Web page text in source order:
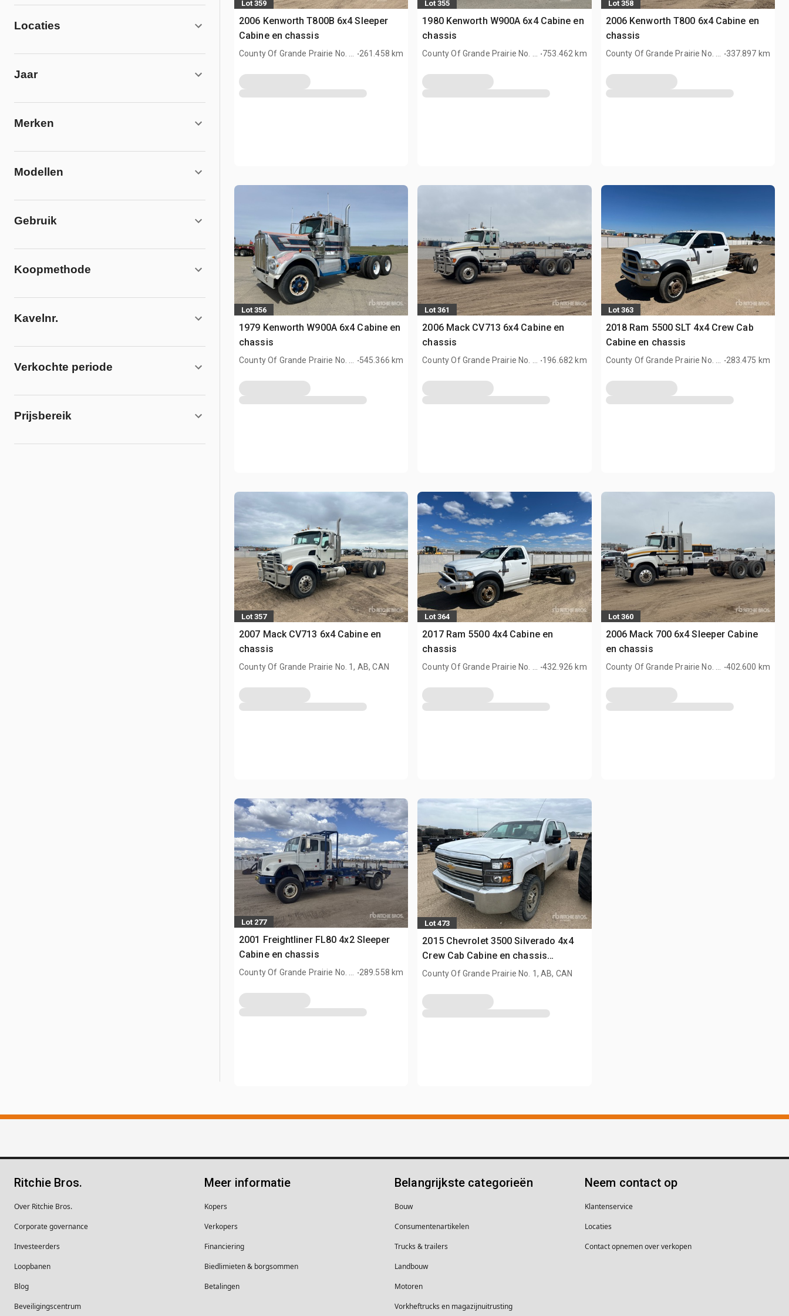
Locaties
Jaar
Merken
Modellen
Gebruik
Koopmethode
Kavelnr.
Verkochte periode
Prijsbereik
Lot 359
2006 Kenworth T800B 6x4 Sleeper
Cabine en chassis
County Of Grande Prairie No. 1, .261.458 km
Lot 355
1980 Kenworth W900A 6x4 Cabine en
chassis
County Of Grande Prairie No. 1, .753.462 km
Lot 358
2006 Kenworth T800 6x4 Cabine en
chassis
County Of Grande Prairie No. 1, .337.897 km
Lot 356
1979 Kenworth W900A 6x4 Cabine en
chassis
County Of Grande Prairie No. 1, .545.366 km
Lot 361
2006 Mack CV713 6x4 Cabine en
chassis
County Of Grande Prairie No. 1, .196.682 km
Lot 363
2018 Ram 5500 SLT 4x4 Crew Cab
Cabine en chassis
County Of Grande Prairie No. 1, .283.475 km
Lot 357
2007 Mack CV713 6x4 Cabine en
chassis
County Of Grande Prairie No. 1, AB, CAN
Lot 364
2017 Ram 5500 4x4 Cabine en
chassis
County Of Grande Prairie No. 1, .432.926 km
Lot 360
2006 Mack 700 6x4 Sleeper Cabine
en chassis
County Of Grande Prairie No. 1, .402.600 km
Lot 277
2001 Freightliner FL80 4x2 Sleeper
Cabine en chassis
County Of Grande Prairie No. 1,
.289.558 km
Lot 473
2015 Chevrolet 3500 Silverado 4x4
Crew Cab Cabine en chassis
(Inoperable)
County Of Grande Prairie No. 1, AB, CAN
Ritchie Bros.
Over Ritchie Bros.
Corporate governance
Investeerders
Loopbanen
Blog
Beveiligingscentrum
Meer informatie
Kopers
Verkopers
Financiering
Biedlimieten & borgsommen
Betalingen
Belangrijkste categorieën
Bouw
Consumentenartikelen
Trucks & trailers
Landbouw
Motoren
Vorkheftrucks en magazijnuitrusting
Neem contact op
Klantenservice
Locaties
Contact opnemen over verkopen